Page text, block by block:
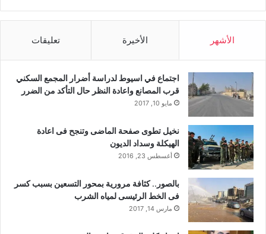
الأشهر الأخيرة تعليقات
اجتماع في اسيوط لدراسة أضرار المجمع السكني
قرب المصانع واعادة النظر حال التأكد من الضرر
مايو 10, 2017
نخيل تطوى صفحة الماضى وتنجح فى اعادة
الهيكلة وسداد الديون
أغسطس 23, 2016
بالصور.. كثافة مرورية بمحور التسعين بسبب كسر
فى الخط الرئيسى لمياه الشرب
مارس 14, 2017